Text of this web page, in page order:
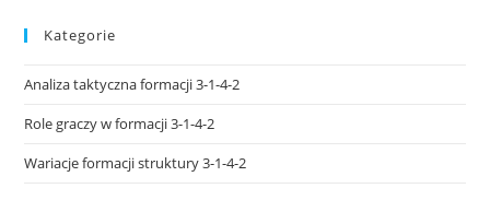
Kategorie
Analiza taktyczna formacji 3-1-4-2
Role graczy w formacji 3-1-4-2
Wariacje formacji struktury 3-1-4-2